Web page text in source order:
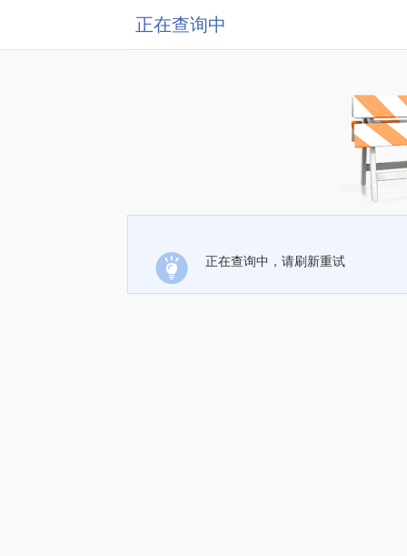
正在查询中
正在查询中，请刷新重试